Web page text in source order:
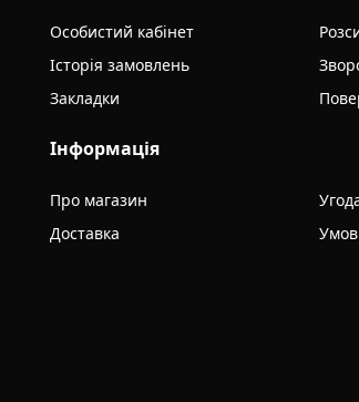
Особистий кабінет
Історія замовлень
Закладки
Інформація
Про магазин
Доставка